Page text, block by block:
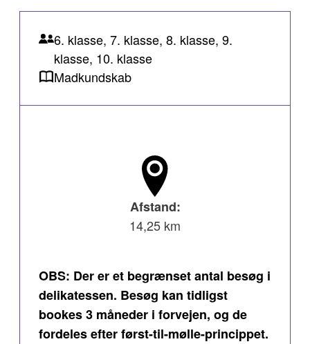
6. klasse, 7. klasse, 8. klasse, 9.
klasse, 10. klasse
Madkundskab
Afstand:
14,25 km
OBS: Der er et begrænset antal besøg i
delikatessen. Besøg kan tidligst
bookes 3 måneder i forvejen, og de
fordeles efter først-til-mølle-princippet.